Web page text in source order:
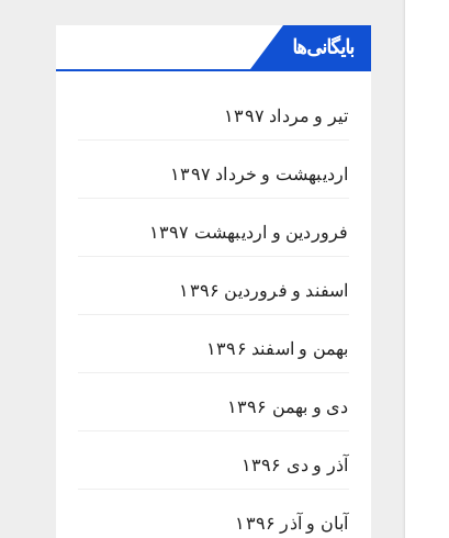
بایگانی‌ها
تیر و مرداد ۱۳۹۷
اردیبهشت و خرداد ۱۳۹۷
فروردین و اردیبهشت ۱۳۹۷
اسفند و فروردین ۱۳۹۶
بهمن و اسفند ۱۳۹۶
دی و بهمن ۱۳۹۶
آذر و دی ۱۳۹۶
آبان و آذر ۱۳۹۶